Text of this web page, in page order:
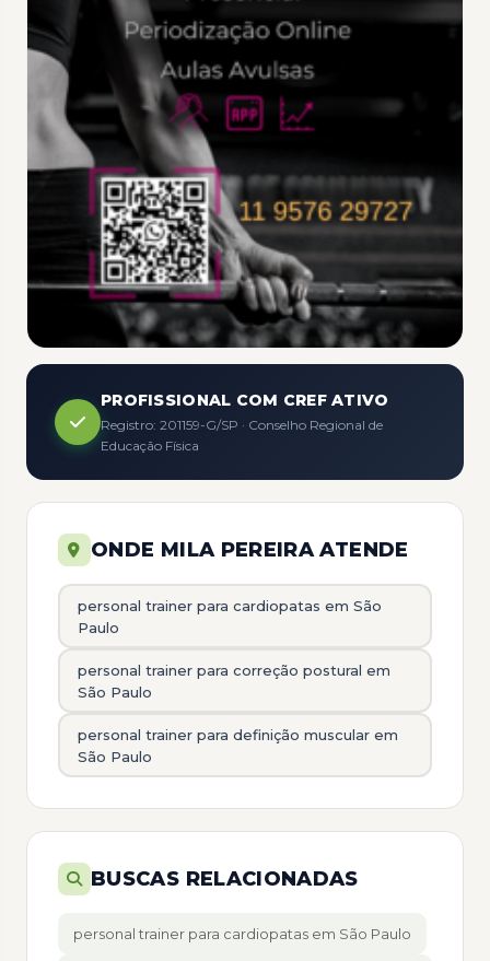
PROFISSIONAL COM CREF ATIVO
Registro: 201159-G/SP · Conselho Regional de
Educação Física
ONDE MILA PEREIRA ATENDE
personal trainer para cardiopatas em São
Paulo
personal trainer para correção postural em
São Paulo
personal trainer para definição muscular em
São Paulo
BUSCAS RELACIONADAS
personal trainer para cardiopatas em São Paulo